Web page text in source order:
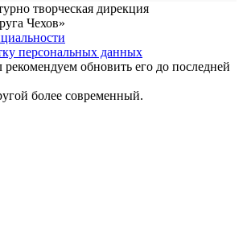
творческая дирекция
Чехов»
персональных данных
рекомендуем обновить его до последней
более современный.